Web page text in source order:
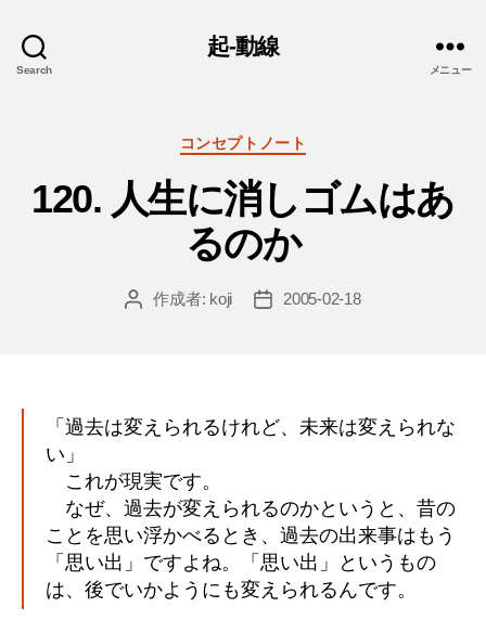
Search
起-動線
メニュー
カ
ゴ
リ
ー
コンセプトノート
120. 人生に消しゴムはあ
るのか
投
作成者: koji
投
2005-02-18
「過去は変えられるけれど、未来は変えられな
い」
これが現実です。
なぜ、過去が変えられるのかというと、昔の
ことを思い浮かべるとき、過去の出来事はもう
「思い出」ですよね。「思い出」というもの
は、後でいかようにも変えられるんです。